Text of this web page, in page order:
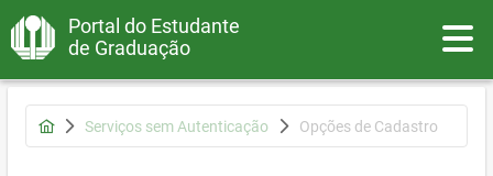
Portal do Estudante
de Graduação
Serviços sem Autenticação Opções de Cadastro